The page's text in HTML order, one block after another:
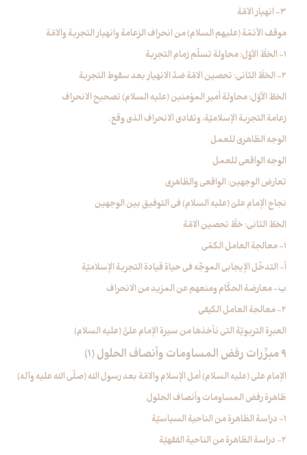
3- انهيار الامّة
موقف الأئمّة (عليهم السلام) من انحراف الزعامة وانهيار التجربة والامّة
1- الخطُّ الأوّل: محاولة تسلّم زمام التجربة
2- الخطُّ الثاني: تحصين الامّة ضدّ الانهيار بعد سقوط التجربة
الخطّ الأوّل: محاولة أمير المؤمنين (عليه السلام) تصحيح الانحراف
زعامة التجربة الإسلاميّة، وتفادي الانحراف الذي وقع.
الوجه الظاهري للعمل
الوجه الواقعي للعمل
تعارض الوجهين: الواقعي والظاهري
نجاح الإمام عليّ (عليه السلام) في التوفيق بين الوجهين
الخطّ الثاني: خطُّ تحصين الامّة
1- معالجة العامل الكمّي
أ- التدخّل الإيجابي الموجِّه‏ في حياة قيادة التجربة الإسلاميّة
ب- معارضة الحكّام ومنعهم عن المزيد من الانحراف
2- معالجة العامل الكيفي
العبرة التربويّة التي نأخذها من سيرة الإمام عليٍّ (عليه السلام)
9 مبرِّرات رفض المساومات وأنصاف الحلول (1)
الإمام علي (عليه السلام) أمل الإسلام والامّة بعد رسول الله (صلّى الله عليه وآله)
ظاهرة رفض المساومات وأنصاف الحلول
1- دراسة الظاهرة من الناحية السياسيّة
2- دراسة الظاهرة من الناحية الفقهيّة